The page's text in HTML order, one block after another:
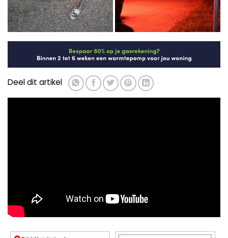
Deel dit artikel